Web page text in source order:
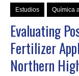
Estudios Química
Evaluating
Fertilizer
Northern